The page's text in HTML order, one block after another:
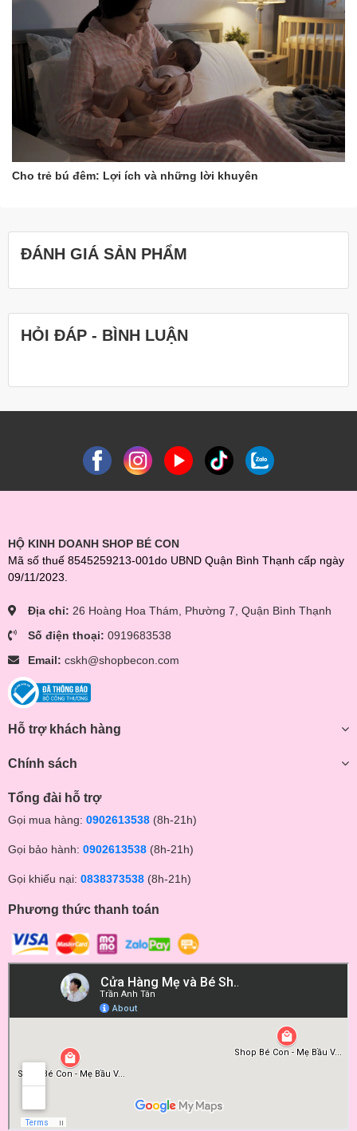
Cho trẻ bú đêm: Lợi ích và những lời khuyên
ĐÁNH GIÁ SẢN PHẨM
HỎI ĐÁP - BÌNH LUẬN
HỘ KINH DOANH SHOP BÉ CON
Mã số thuế 8545259213-001do UBND Quận Bình Thạnh cấp ngày
09/11/2023.
Địa chỉ: 26 Hoàng Hoa Thám, Phường 7, Quận Bình Thạnh
Số điện thoại: 0919683538
Email: cskh@shopbecon.com
Hỗ trợ khách hàng
Chính sách
Tổng đài hỗ trợ
Gọi mua hàng: 0902613538 (8h-21h)
Gọi bảo hành: 0902613538 (8h-21h)
Gọi khiếu nại: 0838373538 (8h-21h)
Phương thức thanh toán